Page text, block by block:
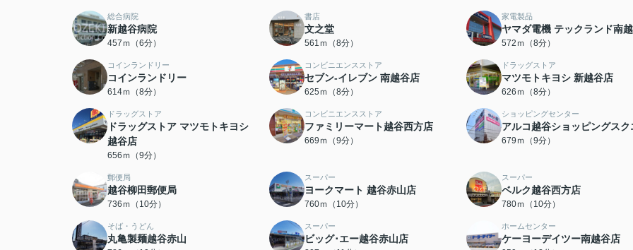
総合病院
新越谷病院
457ｍ（6分）
書店
文之堂
561ｍ（8分）
家電製品
ヤマダ電機 テックランド南
572ｍ（8分）
コインランドリー
コインランドリー
614ｍ（8分）
コンビニエンスストア
セブン‐イレブン 南越谷店
625ｍ（8分）
ドラッグストア
マツモトキヨシ 新越谷店
626ｍ（8分）
ドラッグストア
ドラッグストア マツモトキヨシ
越谷店
656ｍ（9分）
コンビニエンスストア
ファミリーマート越谷西方店
669ｍ（9分）
ショッピングセンター
アルコ越谷ショッピングスク
679ｍ（9分）
郵便局
越谷柳田郵便局
736ｍ（10分）
スーパー
ヨークマート 越谷赤山店
760ｍ（10分）
スーパー
ベルク越谷西方店
780ｍ（10分）
そば・うどん
丸亀製麺越谷赤山
スーパー
ビッグ･エー越谷赤山店
ホームセンター
ケーヨーデイツー南越谷店